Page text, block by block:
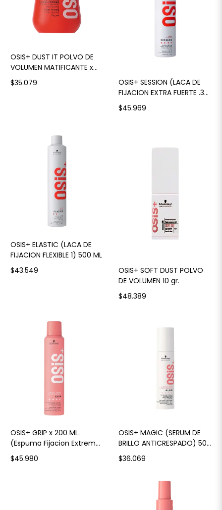
OSIS+ DUST IT POLVO DE
VOLUMEN MATIFICANTE x
10gr
$35.079
OSIS+ SESSION (LACA DE
FIJACION EXTRA FUERTE .3)
500 ML
$45.969
OSIS+ ELASTIC (LACA DE
FIJACION FLEXIBLE 1) 500 ML
$43.549
OSIS+ SOFT DUST POLVO
DE VOLUMEN 10 gr.
$48.389
OSIS+ GRIP x 200 ML.
(Espuma Fijacion Extrema
4)
$45.980
OSIS+ MAGIC (SERUM DE
BRILLO ANTICRESPADO) 50
ML.
$36.069